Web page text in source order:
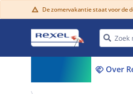
warning De zomervakantie staat voor de
handshake Over